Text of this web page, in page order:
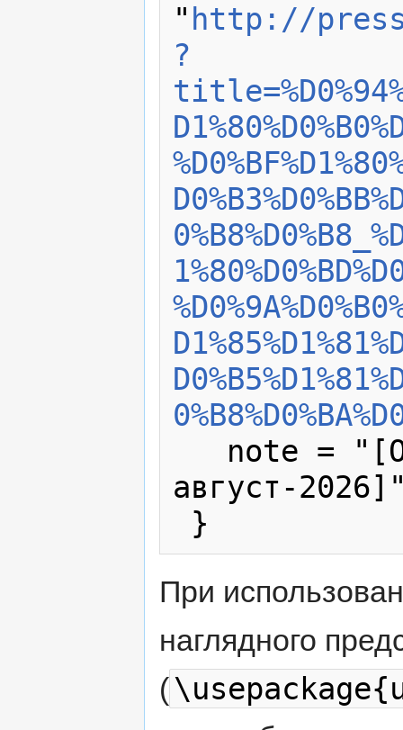
" http://
?
август-
При
наглядного
(